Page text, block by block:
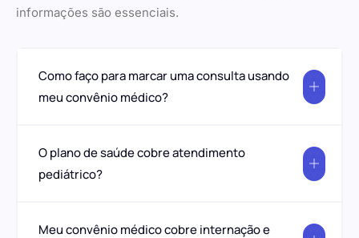
informações são essenciais.
Como faço para marcar uma consulta usando
meu convênio médico?
O plano de saúde cobre atendimento
pediátrico?
Meu convênio médico cobre internação e